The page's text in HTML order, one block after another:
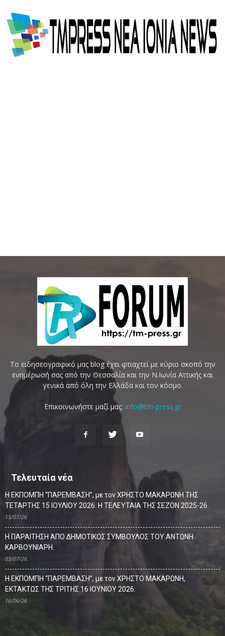
Το ειδησεογραφικό μας blog έχει φτιαχτεί με κύριο σκοπό την
ενημέρωσή σας από την Θεσσαλία και την Ν.Ιωνία Αττικής και
γενικά από όλη την Ελλάδα και τον κόσμο.
Επικοινωνήστε μαζί μας: info@tm-press.gr
Τελευταία νέα
Η ΕΚΠΟΜΠΗ “ΠΑΡΕΜΒΑΣΗ”, με τον ΧΡΗΣΤΟ ΜΑΚΑΡΩΝΗ ΤΗΣ
ΤΕΤΑΡΤΗΣ 15 ΙΟΥΛΙΟΥ 2026. Η ΤΕΛΕΥΤΑΙΑ ΤΗΣ ΣΕΖΟΝ 2025-26.
15/07/26
Η ΠΑΡΑΙΤΗΣΗ ΑΠΟ ΔΗΜΟΤΙΚΟΣ ΣΥΜΒΟΥΛΟΣ ΤΟΥ ΑΝΤΩΝΗ
ΚΑΡΒΟΥΝΙΑΡΗ.
03/07/26
Η ΕΚΠΟΜΠΗ “ΠΑΡΕΜΒΑΣΗ”, με τον ΧΡΗΣΤΟ ΜΑΚΑΡΩΝΗ,
ΕΚΤΑΚΤΩΣ ΤΗΣ ΤΡΙΤΗΣ 16 ΙΟΥΝΙΟΥ 2026.
16/06/26